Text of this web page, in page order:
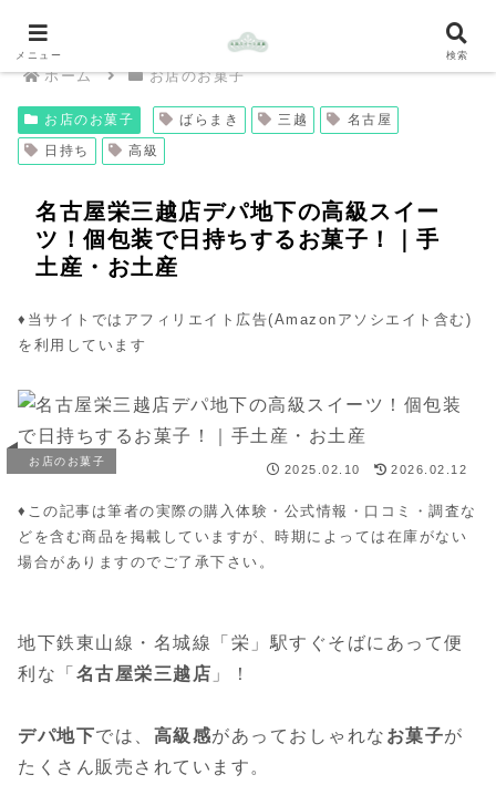
ホーム お店のお菓子
お店のお菓子 ばらまき 三越
名古屋
日持ち
高級
名古屋栄三越店デパ地下の高級スイー
ツ！個包装で日持ちするお菓子！｜手
土産・お土産
♦︎当サイトではアフィリエイト広告(Amazonアソシエイト含む)
を利用しています
お店のお菓子
2025.02.10 2026.02.12
♦︎この記事は筆者の実際の購入体験・公式情報・口コミ・調査な
どを含む商品を掲載していますが、時期によっては在庫がない
場合がありますのでご了承下さい。
地下鉄東山線・名城線「栄」駅すぐそばにあって便
利な「 名古屋栄三越店 」！
デパ地下では、 高級感があっておしゃれな お菓子が
たくさん販売されています。
メニュー 検索